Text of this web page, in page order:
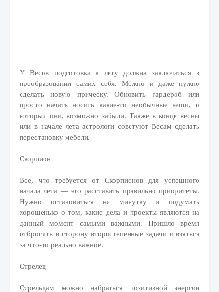
У Весов подготовка к лету должна заключаться в
преобразовании самих себя. Можно и даже нужно
сделать новую прическу. Обновить гардероб или
просто начать носить какие-то необычные вещи, о
которых они, возможно забыли. Также в конце весны
или в начале лета астрологи советуют Весам сделать
перестановку мебели.
Скорпион
Все, что требуется от Скорпионов для успешного
начала лета — это расставить правильно приоритеты.
Нужно остановиться на минутку и подумать
хорошенько о том, какие дела и проекты являются на
данный момент самыми важными. Пришло время
отбросить в сторону второстепенные задачи и взяться
за что-то реально важное.
Стрелец
Стрельцам можно набраться позитивной энергии